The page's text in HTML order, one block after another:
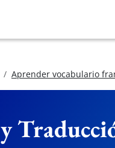
Aprender vocabulario